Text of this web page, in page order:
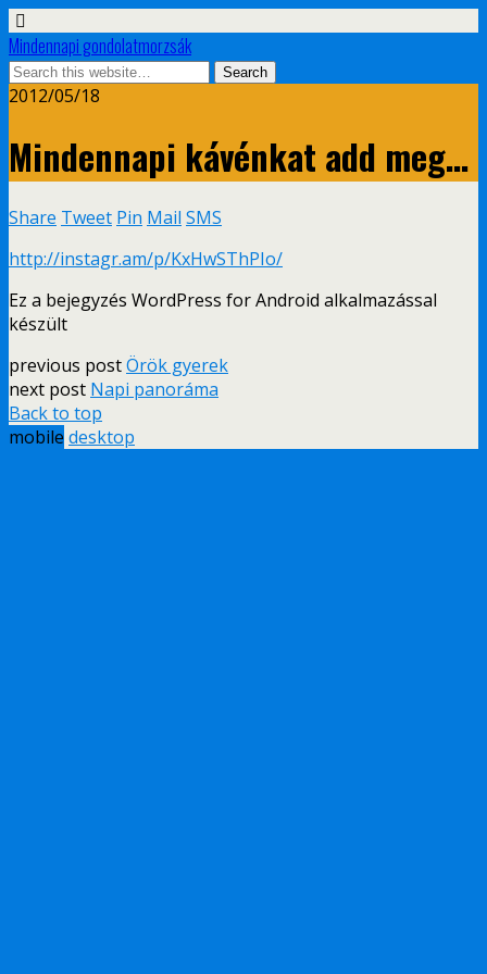
Mindennapi gondolatmorzsák
2012/05/18
Mindennapi kávénkat add meg…
Share Tweet Pin Mail SMS
http://instagr.am/p/KxHwSThPIo/
Ez a bejegyzés WordPress for Android alkalmazással
készült
previous postÖrök gyerek
next post Napi panoráma
Back to top
mobile desktop